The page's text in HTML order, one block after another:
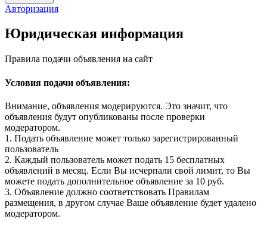
Авторизация
Юридическая информация
Правила подачи объявления на сайт
Условия подачи объявления:
Внимание, объявления модерируются. Это значит, что
объявления будут опубликованы после проверки
модератором.
1. Подать объявление может только зарегистрированный
пользователь
2. Каждый пользователь может подать 15 бесплатных
объявлений в месяц. Если Вы исчерпали свой лимит, то Вы
можете подать дополнительное объявление за 10 руб.
3. Объявление должно соответствовать Правилам
размещения, в другом случае Ваше объявление будет удалено
модератором.